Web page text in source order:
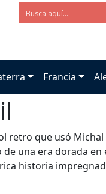
Francia
retro que usó Michal
una era dorada
historia